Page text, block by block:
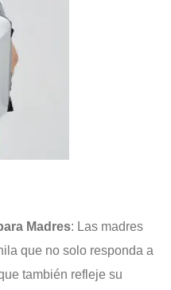
Madres: Las madres
que no solo responda a
también refleje su